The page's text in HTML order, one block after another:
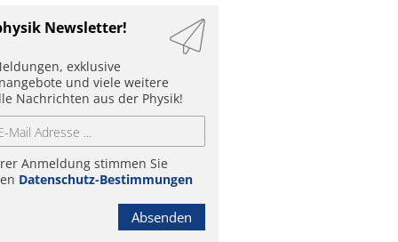
Newsletter!
exklusive
und viele weitere
Nachrichten aus der Physik!
Anmeldung stimmen Sie
Datenschutz-Bestimmungen
Absenden